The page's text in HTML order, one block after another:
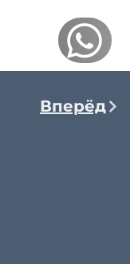
Вперёд